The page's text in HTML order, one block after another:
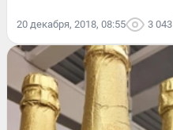
20 декабря, 2018, 08:55 3 043